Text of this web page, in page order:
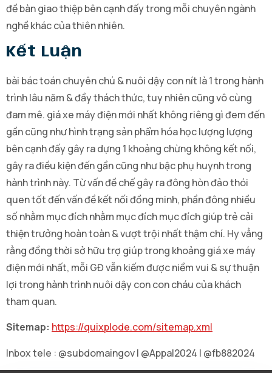
đề bàn giao thiệp bên cạnh đấy trong mỗi chuyên ngành
nghề khác của thiên nhiên.
Kết Luận
bài bác toán chuyên chú & nuôi dậy con nít là 1 trong hành
trình lâu năm & đầy thách thức, tuy nhiên cũng vô cùng
đam mê. giá xe máy điện mới nhất không riêng gì đem đến
gần cũng như hình trạng sản phẩm hóa học lượng lượng
bên cạnh đấy gây ra dựng 1 khoảng chừng không kết nối,
gây ra điều kiện đến gần cũng như bậc phụ huynh trong
hành trình này. Từ vấn đề chế gây ra đông hòn đảo thói
quen tốt đến vấn đề kết nối đồng minh, phần đông nhiều
số nhằm mục đích nhằm mục đích mục đích giúp trẻ cải
thiện trưởng hoàn toàn & vượt trội nhất thậm chí. Hy vẳng
rằng đồng thời sở hữu trợ giúp trong khoảng giá xe máy
điện mới nhất, mỗi GĐ vẫn kiếm được niềm vui & sự thuận
lợi trong hành trình nuôi dậy con con cháu của khách
tham quan.
Sitemap: https://quixplode.com/sitemap.xml
Inbox tele : @subdomaingov | @Appal2024 | @fb882024